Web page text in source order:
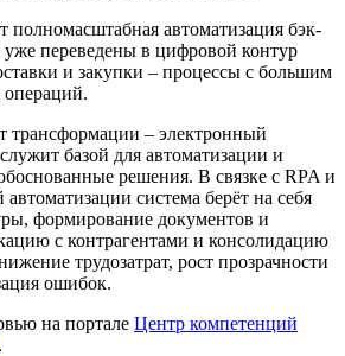
автоматизация бэк-
переведены в цифровой контур
и закупки – процессы с большим
трансформации – электронный
базой для автоматизации и
решения. В связке с RPA и
система берёт на себя
формирование документов и
с контрагентами и консолидацию
трудозатрат, рост прозрачности
ошибок.
на портале Центр компетенций
.